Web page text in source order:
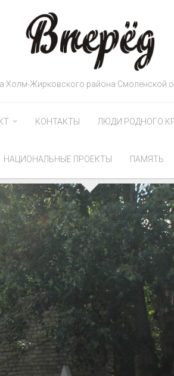
Холм-Жирковского района Смоленской
КОНТАКТЫ ЛЮДИ РОДНОГО
НАЦИОНАЛЬНЫЕ ПРОЕКТЫ ПАМЯТЬ